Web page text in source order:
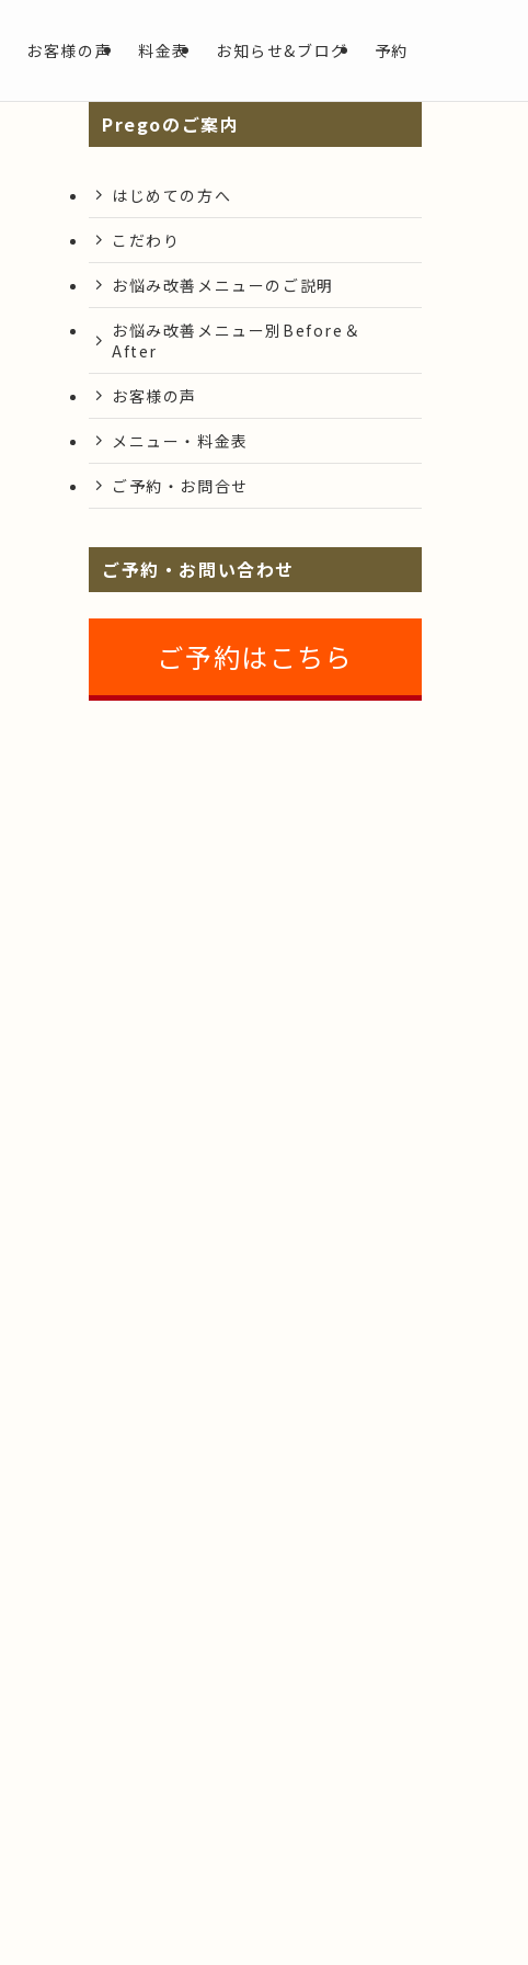
お客様の声 料金表 お知らせ&ブログ 予約
Pregoのご案内
はじめての方へ
こだわり
お悩み改善メニューのご説明
お悩み改善メニュー別Before＆
After
お客様の声
メニュー・料金表
ご予約・お問合せ
ご予約・お問い合わせ
ご予約はこちら